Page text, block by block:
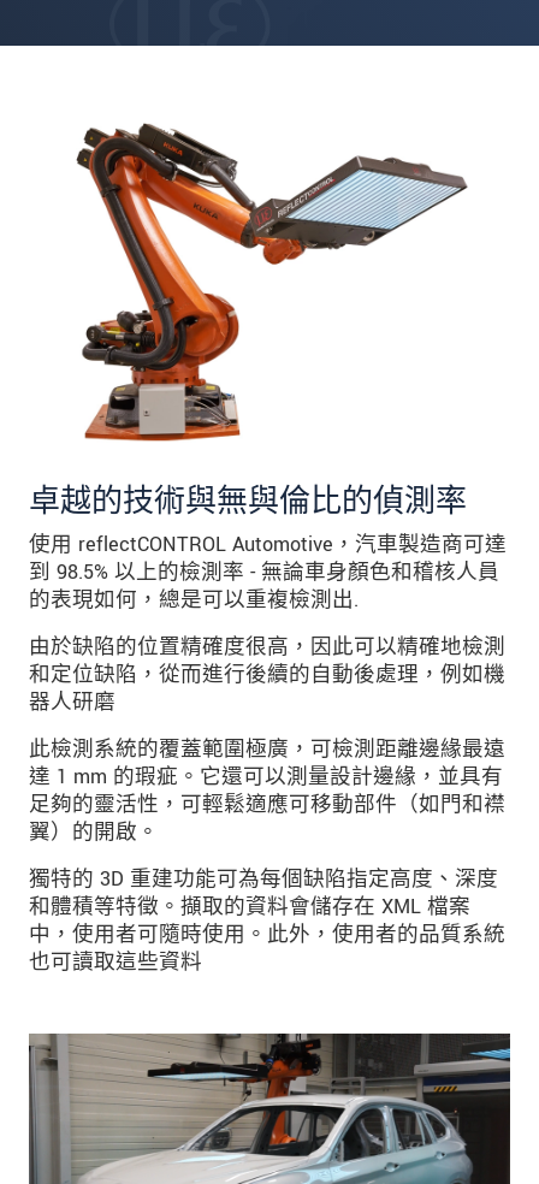
卓越的技術與無與倫比的偵測率
使用 reflectCONTROL Automotive，汽車製造商可達
到 98.5% 以上的檢測率 - 無論車身顏色和稽核人員
的表現如何，總是可以重複檢測出.
由於缺陷的位置精確度很高，因此可以精確地檢測
和定位缺陷，從而進行後續的自動後處理，例如機
器人研磨
此檢測系統的覆蓋範圍極廣，可檢測距離邊緣最遠
達 1 mm 的瑕疵。它還可以測量設計邊緣，並具有
足夠的靈活性，可輕鬆適應可移動部件（如門和襟
翼）的開啟。
獨特的 3D 重建功能可為每個缺陷指定高度、深度
和體積等特徵。擷取的資料會儲存在 XML 檔案
中，使用者可隨時使用。此外，使用者的品質系統
也可讀取這些資料